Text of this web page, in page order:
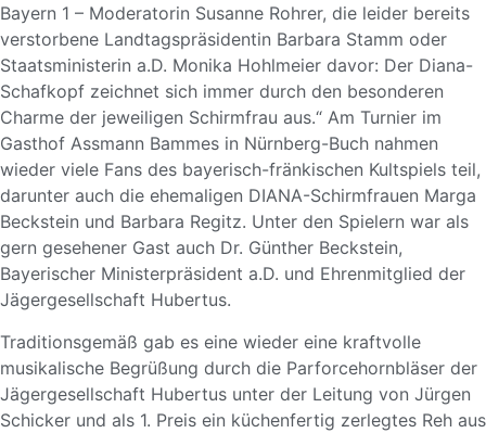
Bayern 1 – Moderatorin Susanne Rohrer, die leider bereits
verstorbene Landtagspräsidentin Barbara Stamm oder
Staatsministerin a.D. Monika Hohlmeier davor: Der Diana-
Schafkopf zeichnet sich immer durch den besonderen
Charme der jeweiligen Schirmfrau aus.“ Am Turnier im
Gasthof Assmann Bammes in Nürnberg-Buch nahmen
wieder viele Fans des bayerisch-fränkischen Kultspiels teil,
darunter auch die ehemaligen DIANA-Schirmfrauen Marga
Beckstein und Barbara Regitz. Unter den Spielern war als
gern gesehener Gast auch Dr. Günther Beckstein,
Bayerischer Ministerpräsident a.D. und Ehrenmitglied der
Jägergesellschaft Hubertus.
Traditionsgemäß gab es eine wieder eine kraftvolle
musikalische Begrüßung durch die Parforcehornbläser der
Jägergesellschaft Hubertus unter der Leitung von Jürgen
Schicker und als 1. Preis ein küchenfertig zerlegtes Reh aus